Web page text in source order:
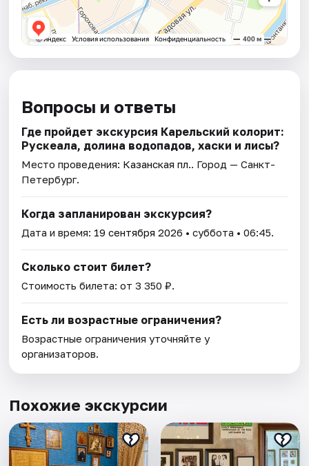
Вопросы и ответы
Где пройдет экскурсия Карельский колорит:
Рускеала, долина водопадов, хаски и лисы?
Место проведения: Казанская пл.. Город — Санкт-
Петербург.
Когда запланирован экскурсия?
Дата и время: 19 сентября 2026 • суббота • 06:45.
Сколько стоит билет?
Стоимость билета: от 3 350 ₽.
Есть ли возрастные ограничения?
Возрастные ограничения уточняйте у
организаторов.
Похожие экскурсии